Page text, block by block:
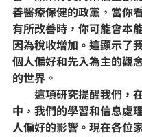
善醫療保健的政黨，當你
有所改善時，你可能會本
因為稅收增加。這顯示了
個人偏好和先入為主的觀
的世界。
這項研究提醒我們，
中，我們的學習和信息處
人偏好的影響。現在各位